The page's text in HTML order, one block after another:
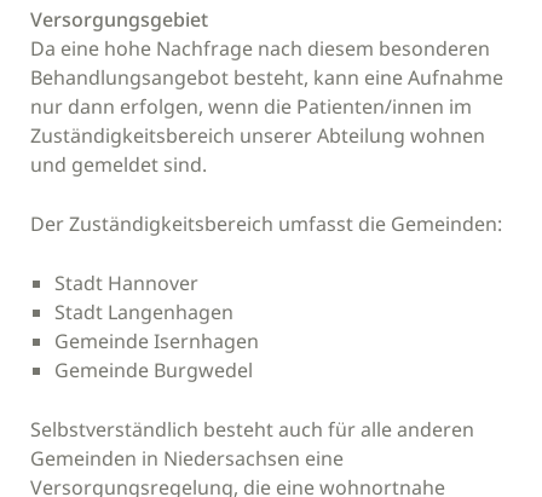
Versorgungsgebiet
Da eine hohe Nachfrage nach diesem besonderen
Behandlungsangebot besteht, kann eine Aufnahme
nur dann erfolgen, wenn die Patienten/innen im
Zuständigkeitsbereich unserer Abteilung wohnen
und gemeldet sind.
Der Zuständigkeitsbereich umfasst die Gemeinden:
Stadt Hannover
Stadt Langenhagen
Gemeinde Isernhagen
Gemeinde Burgwedel
Selbstverständlich besteht auch für alle anderen
Gemeinden in Niedersachsen eine
Versorgungsregelung, die eine wohnortnahe